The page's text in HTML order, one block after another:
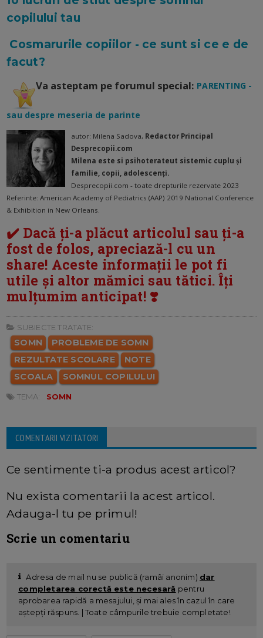
copilului tau
Cosmarurile copiilor - ce sunt si ce e de
facut?
Va asteptam pe forumul special: PARENTING -
sau despre meseria de parinte
autor: Milena Sadova, Redactor Principal
Desprecopii.com
Milena este si psihoterateut sistemic cuplu și
familie, copii, adolescenți.
Desprecopii.com - toate drepturile rezervate 2023
Referinte: American Academy of Pediatrics (AAP) 2019 National Conference
& Exhibition in New Orleans.
✔️ Dacă ți-a plăcut articolul sau ți-a
fost de folos, apreciază-l cu un
share! Aceste informații le pot fi
utile și altor mămici sau tătici. Îți
mulțumim anticipat! ❣️
SUBIECTE TRATATE:
SOMN
PROBLEME DE SOMN
REZULTATE SCOLARE
NOTE
SCOALA
SOMNUL COPILULUI
TEMA: SOMN
COMENTARII VIZITATORI
Ce sentimente ti-a produs acest articol?
Nu exista comentarii la acest articol.
Adauga-l tu pe primul!
Scrie un comentariu
Adresa de mail nu se publică (ramâi anonim) dar
completarea corectă este necesară pentru
aprobarea rapidă a mesajului, și mai ales în cazul în care
aștepți răspuns. | Toate câmpurile trebuie completate!